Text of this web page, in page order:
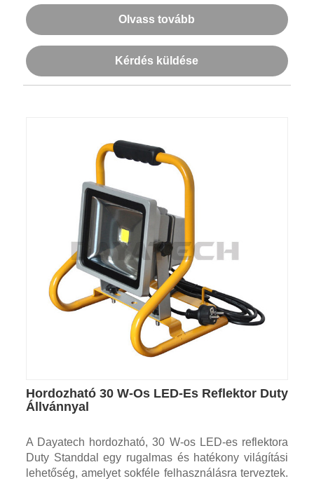
Olvass tovább
Kérdés küldése
Hordozható 30 W-Os LED-Es Reflektor Duty
Állvánnyal
A Dayatech hordozható, 30 W-os LED-es reflektora
Duty Standdal egy rugalmas és hatékony világítási
lehetőség, amelyet sokféle felhasználásra terveztek.